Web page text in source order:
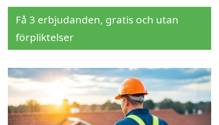
Få 3 erbjudanden, gratis och utan
förpliktelser